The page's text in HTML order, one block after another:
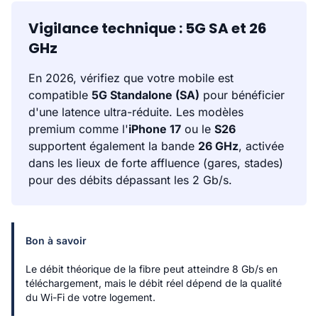
Vigilance technique : 5G SA et 26
GHz
En 2026, vérifiez que votre mobile est
compatible 5G Standalone (SA) pour bénéficier
d'une latence ultra-réduite. Les modèles
premium comme l'iPhone 17 ou le S26
supportent également la bande 26 GHz, activée
dans les lieux de forte affluence (gares, stades)
pour des débits dépassant les 2 Gb/s.
Bon à savoir
Le débit théorique de la fibre peut atteindre 8 Gb/s en
téléchargement, mais le débit réel dépend de la qualité
du Wi-Fi de votre logement.